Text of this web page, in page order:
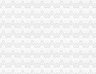
济发展
障能力
进程谋划2007年工作
务新农村建设
服务县域经济
权方式